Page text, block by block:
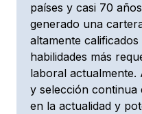
países y casi 70
generado una
altamente
habilidades más
laboral actualmente.
y selección continua
en la actualidad y